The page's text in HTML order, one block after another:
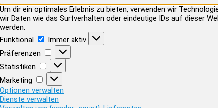
Um dir ein optimales Erlebnis zu bieten, verwenden wir
wir Daten wie das Surfverhalten oder eindeutige IDs auf dieser
werden.
Funktional
Funktional
Immer aktiv
Präferenzen
Präferenzen
Statistiken
Statistiken
Marketing
Marketing
Optionen verwalten
Dienste verwalten